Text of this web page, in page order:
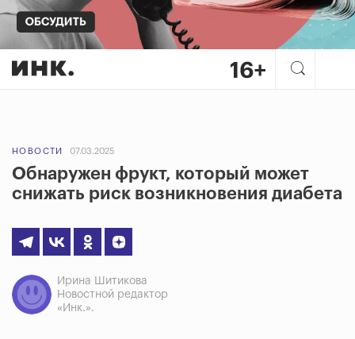
НОВОСТИ 07.03.2025
Обнаружен фрукт, который может
снижать риск возникновения диабета
Ирина Шитикова
Новостной редактор
«Инк.».